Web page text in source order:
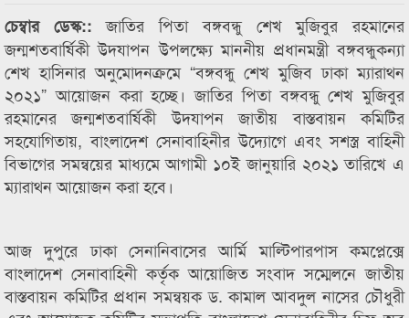
চেম্বার ডেস্ক::জাতির পিতা বঙ্গবন্ধু শেখ মুজিবুর রহমানের
জন্মশতবার্ষিকী উদযাপন উপলক্ষ্যে মাননীয় প্রধানমন্ত্রী বঙ্গবন্ধুকন্যা
শেখ হাসিনার অনুমোদনক্রমে “বঙ্গবন্ধু শেখ মুজিব ঢাকা ম্যারাথন
২০২১” আয়োজন করা হচ্ছে। জাতির পিতা বঙ্গবন্ধু শেখ মুজিবুর
রহমানের জন্মশতবার্ষিকী উদযাপন জাতীয় বাস্তবায়ন কমিটির
সহযোগিতায়, বাংলাদেশ সেনাবাহিনীর উদ্যোগে এবং সশস্ত্র বাহিনী
বিভাগের সমন্বয়ের মাধ্যমে আগামী ১০ই জানুয়ারি ২০২১ তারিখে এ
ম্যারাথন আয়োজন করা হবে।
আজ দুপুরে ঢাকা সেনানিবাসের আর্মি মাল্টিপারপাস কমপ্লেক্সে
বাংলাদেশ সেনাবাহিনী কর্তৃক আয়োজিত সংবাদ সম্মেলনে জাতীয়
বাস্তবায়ন কমিটির প্রধান সমন্বয়ক ড. কামাল আবদুল নাসের চৌধুরী